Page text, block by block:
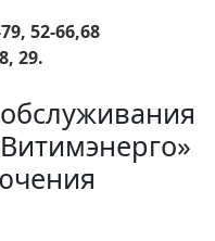
52-66,68
29.